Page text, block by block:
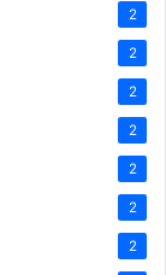
2
2
2
2
2
2
2